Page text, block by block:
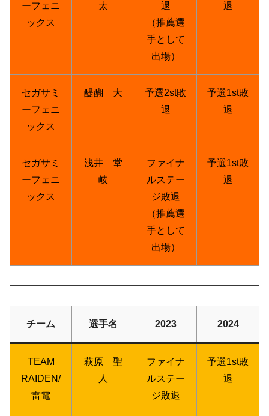
ーフェニ
ックス
太
退
（推薦選
手として
出場）
退
セガサミ
ーフェニ
ックス
醍醐 大
予選2st敗
退
予選1st敗
退
セガサミ
ーフェニ
ックス
浅井 堂
岐
ファイナ
ルステー
ジ敗退
（推薦選
手として
出場）
予選1st敗
退
チーム 選手名 2023 2024
TEAM
RAIDEN/
雷電
萩原 聖
人
ファイナ
ルステー
ジ敗退
予選1st敗
退